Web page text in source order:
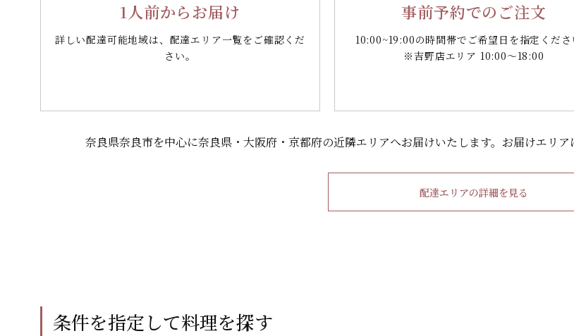
1人前からお届け
詳しい配達可能地域は、配達エリア一覧をご確認くだ
さい。
事前予約でのご注文
10:00~19:00の時間帯で ご希望日を指定くださ
※吉野店エリア 10:00～18:00
奈良県奈良市を中心に奈良県・大阪府・京都府の近隣エリアへお届けいたします。 お届けエリア
配達エリアの詳細を見る
条件を指定して料理を探す